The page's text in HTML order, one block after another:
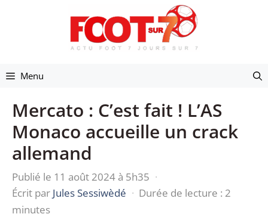
Menu
Mercato : C’est fait ! L’AS
Monaco accueille un crack
allemand
Publié le 11 août 2024 à 5h35 ·
Écrit par Jules Sessiwèdé · Durée de lecture : 2
minutes